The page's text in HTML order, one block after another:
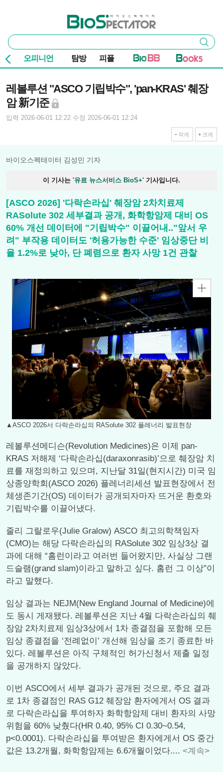
바이오스펙테이터
통
합
검
색
검색
오피니언 탐방 피플
레볼루션 "ASCO 기립박수", 'pan-KRAS' 췌장
암 新기준
입력 2026-06-01 12:22 수정 2026-06-01 12:24
작게 크게
바이오스펙테이터 김성민 기자
이 기사는 '유료 뉴스서비스 BioS+' 기사입니다.
[ASCO 2026] '다락손라십' 췌장암 2차치료제
RASolute 302 세부결과 공개, 화학항암제 대비 OS
60% 개선 데이터에 "기립박수" 이끌어내.."앞서 우
려" 부작용 데이터도 '허용가능한 수준' 임상중단 비
율 1.2%로 낮아, 단 폐렴으로 환자 사망 1건 관찰
▲ASCO 2026서 다락손라십의 RASolute 302 플레너리 발표현장
레볼루션메디슨(Revolution Medicines)은 이제 pan-
KRAS 저해제 ‘다락손라십(daraxonrasib)’으로 췌장암 치
료를 재정의하고 있으며, 지난달 31일(현지시간) 미국 임
상종양학회(ASCO 2026) 플레너리세션 발표현장에서 전
체생존기간(OS) 데이터가 공개되자마자 뜨거운 환호와
기립박수를 이끌어냈다.
줄리 그랄로우(Julie Gralow) ASCO 최고의학책임자
(CMO)는 해당 다락손라십의 RASolute 302 임상3상 결
과에 대해 “홈런이라고 여러번 들어왔지만, 사실상 그랜
드슬램(grand slam)이라고 말하고 싶다. 홈런 그 이상”이
라고 말했다.
임상 결과는 NEJM(New England Journal of Medicine)에
도 동시 게재됐다. 레볼루션은 지난 4월 다락손라십의 췌
장암 2차치료제 임상3상에서 1차 종결점을 포함해 모든
임상 종결점을 ‘전례없이’ 개선해 임상을 조기 종료한 바
있다. 레볼루션은 아직 구체적인 허가신청서 제출 일정
을 공개하지 않았다.
이번 ASCO에서 세부 결과가 공개된 것으로, 주요 결과
로 1차 종결점인 RAS G12 췌장암 환자에게서 OS 결과
로 다락손라십을 투여하자 화학항암제 대비 환자의 사망
위험을 60% 낮췄다(HR 0.40, 95% CI 0.30~0.54,
p<0.0001). 다락손라십을 투여받은 환자에게서 OS 중간
값은 13.2개월, 화학항암제는 6.6개월이었다.... <계속>